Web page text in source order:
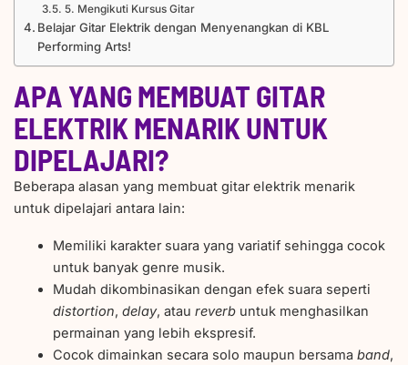
5. Mengikuti Kursus Gitar
Belajar Gitar Elektrik dengan Menyenangkan di KBL
Performing Arts!
APA YANG MEMBUAT GITAR
ELEKTRIK MENARIK UNTUK
DIPELAJARI?
Beberapa alasan yang membuat gitar elektrik menarik
untuk dipelajari antara lain:
Memiliki karakter suara yang variatif sehingga cocok
untuk banyak genre musik.
Mudah dikombinasikan dengan efek suara seperti
distortion,delay, ataureverb untuk menghasilkan
permainan yang lebih ekspresif.
Cocok dimainkan secara solo maupun bersamaband,